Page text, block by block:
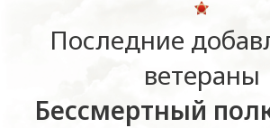
Последние
ветераны
Бессмертный